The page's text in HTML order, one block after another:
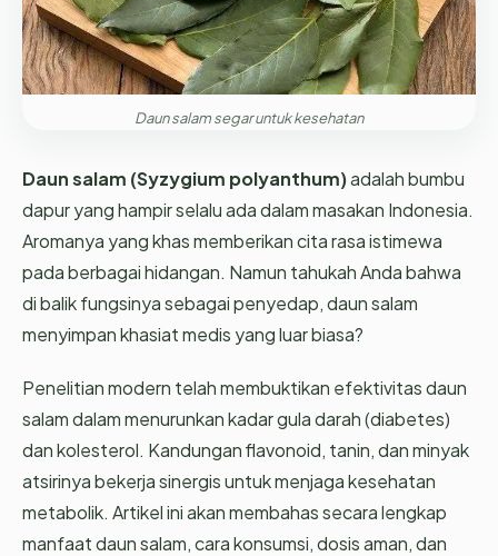
Daun salam segar untuk kesehatan
Daun salam (Syzygium polyanthum)adalah bumbu
dapur yang hampir selalu ada dalam masakan Indonesia.
Aromanya yang khas memberikan cita rasa istimewa
pada berbagai hidangan. Namun tahukah Anda bahwa
di balik fungsinya sebagai penyedap, daun salam
menyimpan khasiat medis yang luar biasa?
Penelitian modern telah membuktikan efektivitas daun
salam dalam menurunkan kadar gula darah (diabetes)
dan kolesterol. Kandungan flavonoid, tanin, dan minyak
atsirinya bekerja sinergis untuk menjaga kesehatan
metabolik. Artikel ini akan membahas secara lengkap
manfaat daun salam, cara konsumsi, dosis aman, dan